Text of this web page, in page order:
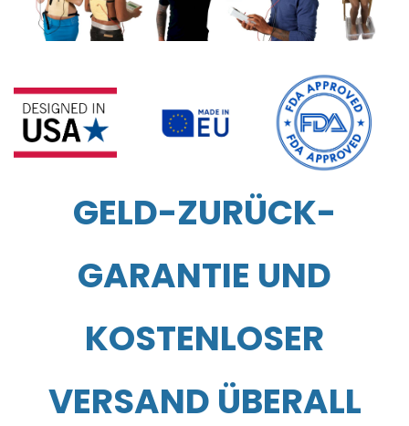
GELD-ZURÜCK-
GARANTIE UND
KOSTENLOSER
VERSAND ÜBERALL